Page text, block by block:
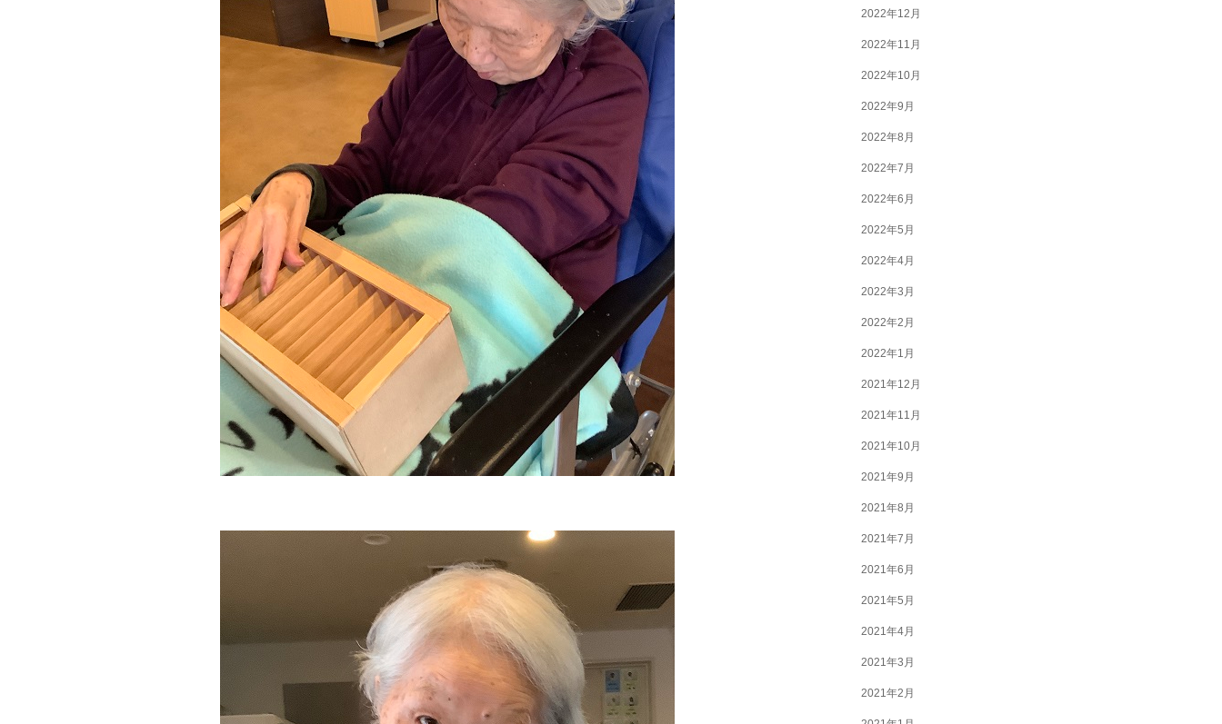
2022年12月
2022年11月
2022年10月
2022年9月
2022年8月
2022年7月
2022年6月
2022年5月
2022年4月
2022年3月
2022年2月
2022年1月
2021年12月
2021年11月
2021年10月
2021年9月
2021年8月
2021年7月
2021年6月
2021年5月
2021年4月
2021年3月
2021年2月